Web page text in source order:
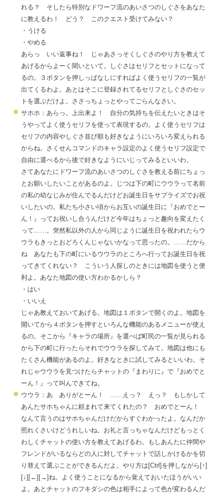
れる？ そしたら特別なドワーフ流のあいさつのしぐさをあなた
に教えるわ！ どう？ このクエスト受けてみない？
・うける
・やめる
あらっ いい返事ね！ じゃあさっそくしぐさのやり方を教えて
あげるからよーく聞いといて。しぐさはセリフとセットになって
るの。３ボタンを押しっぱなしにすればよく使うセリフの一覧が
出てくるわよ。あとはそこに登録されてるセリフとしぐさのセッ
トを選ぶだけよ。ささっちょっとやってごらんなさい。
サホホ：あらっ。上出来よ！ 自分の気持ちを伝えたいときはそ
うやってよく使うセリフを使って表現するの。
よく使うセリフは
セリフの内容やしぐさ並び順も好きなようにいろいろ変えられる
からね。 さくせんコマンドのキャラ設定のよく使うセリフ設定で
自由に選べるから後で好きなようにいじってみるといいわ。
さてあなたにドワーフ流のあいさつのしぐさを教える前にちょっ
とお願いしたいことがあるのよ。じつは下の町にウウラって名前
の私の幼なじみが住んでるんだけどお誕生日をサプライズでお祝
いしたいの。私たち小さい頃からお互いの誕生日に『おめでとー
ん！』ってお祝いし合うんだけど今年はちょっと趣向を変えたく
って……。突然私以外の人から同じように誕生日を祝われたらウ
ウラもきっとおどろくんじゃないかなって思ったの。……だから
ね あなたも下の町にいるウウラのところへ行ってお誕生日を祝
ってきてくれない？ こういう人探しのときには地図を使うと便
利よ。あなた地図の使い方わかるかしら？
・はい
・いいえ
じゃあ教えておいてあげる。 地図は １ボタンで開くのよ。地図を
開いてから４ボタンを押すといろんな機能のあるメニューが使え
るの。そこから『キャラの場所』を選べば町民の一覧が見られる
から下の町に行ったらそれでウウラを探してみて。 地図は他にも
たくさん機能があるのよ。好きなときに試してみるといいわ。そ
れじゃウウラを見つけたらチャットの『まわりに』で『おめでと
ーん！』って叫んできてね。
ウウラ：あ ありがとーん！ ……えっ？ えっ？ もしかして
あんたサホちゃんに頼まれて来てくれたの？ おめでとーん！
なんて言うのはサホちゃんだけだからすぐわかったよ。なんだか
照れくさいけどうれしいね。お礼と言っちゃなんだけどもっとく
わしくチャットの使い方を教えてあげるわ。もしあんたに仲間や
フレンドがいるならどの人に対してチャットで話しかけるかを切
り替えて選ぶことができるんだよ。 やり方は[Ctrl]を押しながら[↑]
[↓][←][→]ね。よく使うことになるから覚えておいたほうがいい
よ。 あとチャットのフキダシの色は相手によって色が変わるんだ